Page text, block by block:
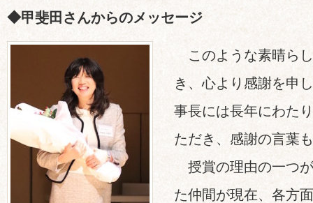
◆甲斐田さんからのメッセージ
このような素晴ら
き、心より感謝を申
事長には長年にわた
ただき、感謝の言葉
授賞の理由の一つ
た仲間が現在、各方